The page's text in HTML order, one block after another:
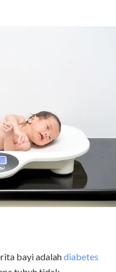
bayi adalahdiabetes